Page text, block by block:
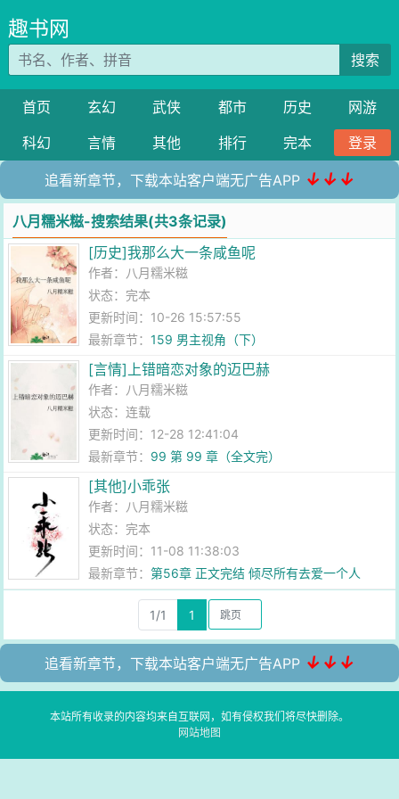
趣书网
搜索
首页 玄幻 武侠 都市 历史
网游
科幻
言情 其他 排行 完本 登录
追看新章节，下载本站客户端无广告APP ↓↓↓
八月糯米糍-搜索结果(共3条记录)
[历史]我那么大一条咸鱼呢
作者： 八月糯米糍
状态：完本
更新时间：10-26 15:57:55
最新章节：159 男主视角（下）
[言情]上错暗恋对象的迈巴赫
作者： 八月糯米糍
状态：连载
更新时间：12-28 12:41:04
最新章节： 99 第 99 章（全文完）
[其他]小乖张
作者： 八月糯米糍
状态：完本
更新时间：11-08 11:38:03
最新章节：第56章 正文完结 倾尽所有去爱一个人
1/1 1
追看新章节，下载本站客户端无广告APP ↓↓↓
本站所有收录的内容均来自互联网，如有侵权我们将尽快删除。
网站地图